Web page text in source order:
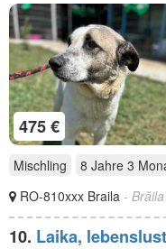
475 €
Mischling 8 Jahre 3
RO-810xxx Braila - Brăila
10. Laika,